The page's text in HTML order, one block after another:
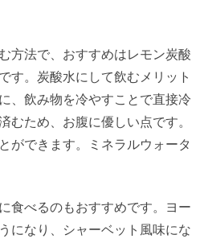
方法で、おすすめはレモン炭酸
す。炭酸水にして飲むメリット
、飲み物を冷やすことで直接冷
むため、お腹に優しい点です。
ができます。ミネラルウォータ
食べるのもおすすめです。ヨー
になり、シャーベット風味にな